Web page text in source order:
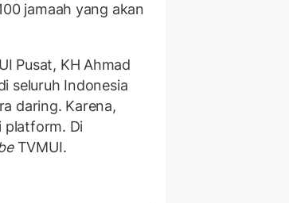
jamaah yang akan
Pusat, KH Ahmad
seluruh Indonesia
daring. Karena,
platform. Di
TVMUI.